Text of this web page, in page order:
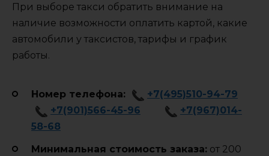
При выборе такси обратить внимание на
наличие возможности оплатить картой, какие
автомобили у таксистов, тарифы и график
работы.
Номер телефона:
+7(495)510-94-79
+7(901)566-45-96
+7(967)014-
58-68
Минимальная стоимость заказа: от 200